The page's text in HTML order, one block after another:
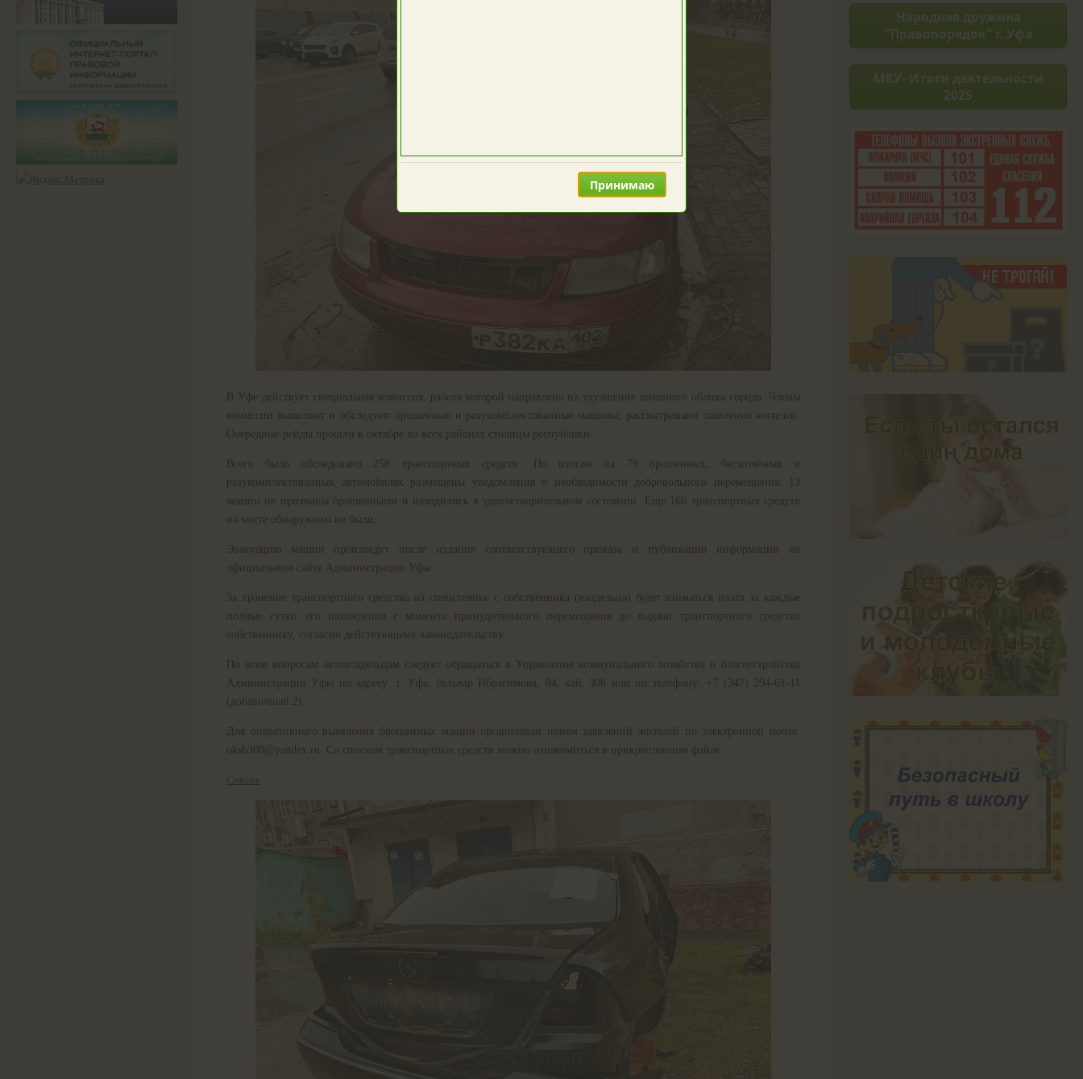
В Уфе действует специальная комиссия, работа которой направлена на улучшение внешнего облика города. Члены
комиссии выявляют и обследуют брошенные и разукомплектованные машины, рассматривают заявления жителей.
Очередные рейды прошли в октябре во всех районах столицы республики.
Всего было обследовано 258 транспортных средств. По итогам на 79 брошенных, бесхозяйных и
разукомплектованных автомобилях размещены уведомления о необходимости добровольного перемещения. 13
машин не признаны брошенными и находились в удовлетворительном состоянии. Еще 166 транспортных средств
на месте обнаружены не были.
Эвакуацию машин произведут после издания соответствующего приказа и публикации информации на
официальном сайте Администрации Уфы.
За хранение транспортного средства на спецстоянке с собственника (владельца) будет взиматься плата за каждые
полные сутки его нахождения с момента принудительного перемещения до выдачи транспортного средства
собственнику, согласно действующему законодательству.
По всем вопросам автовладельцам следует обращаться в Управление коммунального хозяйства и благоустройства
Администрации Уфы по адресу: г. Уфа, бульвар Ибрагимова, 84, каб. 308 или по телефону: +7 (347) 294-61-11
(добавочный 2).
Для оперативного выявления брошенных машин организован прием заявлений жителей по электронной почте:
oksb308@yandex.ru. Со списком транспортных средств можно ознакомиться в прикрепленном файле.
Список
Народная дружина
"Правопорядок" г. Уфа
МКУ- Итоги деятельности
2025
Принимаю